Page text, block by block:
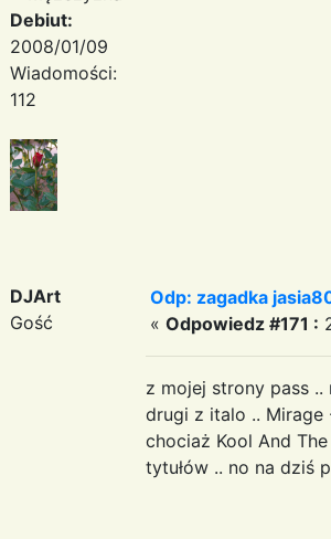
Debiut:
2008/01/09
Wiadomości:
112
DJArt
Gość
Odp: zagadka
« Odpowiedz #171 :
z mojej strony pass
drugi z italo .. Mirage
chociaż Kool And
tytułów .. no na dziś